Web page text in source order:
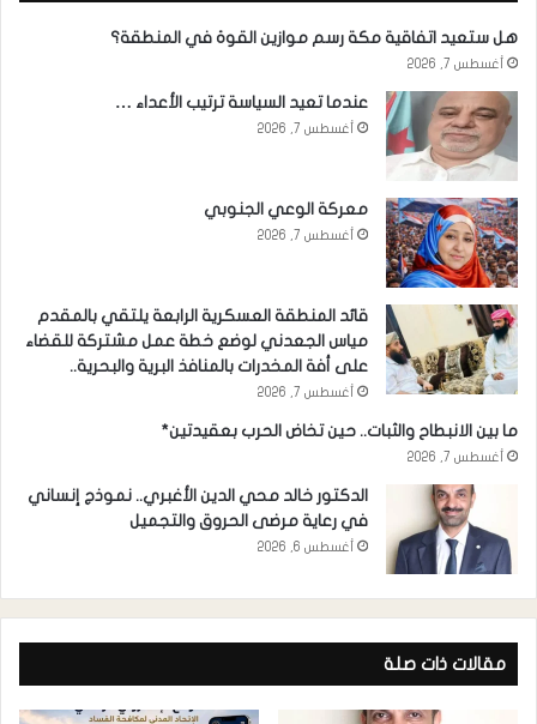
هل ستعيد اتفاقية مكة رسم موازين القوة في المنطقة؟
أغسطس 7, 2026
عندما تعيد السياسة ترتيب الأعداء …
أغسطس 7, 2026
معركة الوعي الجنوبي
أغسطس 7, 2026
قائد المنطقة العسكرية الرابعة يلتقي بالمقدم
مياس الجعدني لوضع خطة عمل مشتركة للقضاء
على أفة المخدرات بالمنافذ البرية والبحرية..
أغسطس 7, 2026
ما بين الانبطاح والثبات.. حين تخاض الحرب بعقيدتين*
أغسطس 7, 2026
الدكتور خالد محي الدين الأغبري.. نموذج إنساني
في رعاية مرضى الحروق والتجميل
أغسطس 6, 2026
مقالات ذات صلة